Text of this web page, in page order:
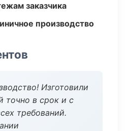
заказчика
производство
Изготовили
точно в срок и с
требований.